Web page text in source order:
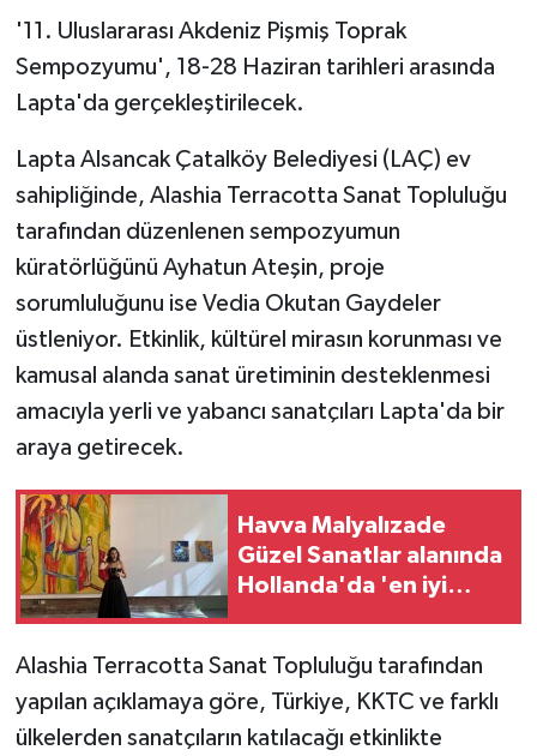
'11. Uluslararası Akdeniz Pişmiş Toprak
Sempozyumu', 18-28 Haziran tarihleri arasında
Lapta'da gerçekleştirilecek.
Lapta Alsancak Çatalköy Belediyesi (LAÇ) ev
sahipliğinde, Alashia Terracotta Sanat Topluluğu
tarafından düzenlenen sempozyumun
küratörlüğünü Ayhatun Ateşin, proje
sorumluluğunu ise Vedia Okutan Gaydeler
üstleniyor. Etkinlik, kültürel mirasın korunması ve
kamusal alanda sanat üretiminin desteklenmesi
amacıyla yerli ve yabancı sanatçıları Lapta'da bir
araya getirecek.
Havva Malyalızade
Güzel Sanatlar alanında
Hollanda'da 'en iyi
Alashia Terracotta Sanat Topluluğu tarafından
yapılan açıklamaya göre, Türkiye, KKTC ve farklı
ülkelerden sanatçıların katılacağı etkinlikte
KÜLTÜR SANAT
LAPTA
LEFKOŞA
MAGAZİN
Nöbetçi Eczaneler
ÖZEL HABER
SİYASET
SPOR
TATLISU
TİCARET